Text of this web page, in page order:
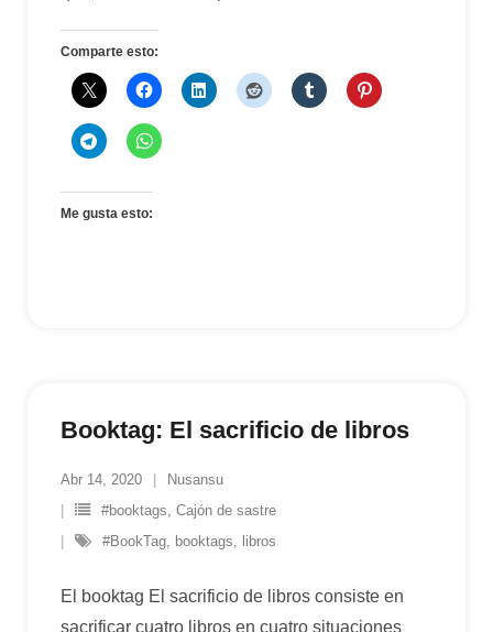
Comparte esto:
Me gusta esto:
Booktag: El sacrificio de libros
Abr 14, 2020
Nusansu
#booktags, Cajón de sastre
#BookTag, booktags, libros
El booktag El sacrificio de libros consiste en
sacrificar cuatro libros en cuatro situaciones